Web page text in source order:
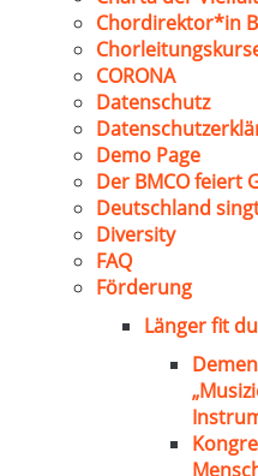
Chordirektor*in
CORONA
Datenschutz
Demo Page
Der BMCO feiert
Deutschland
Diversity
FAQ
Förderung
Länger fit